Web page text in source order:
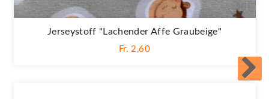
Jerseystoff "Lachender Affe Graubeige"
Fr. 2,60